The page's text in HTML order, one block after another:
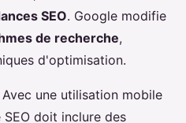
SEO. Google modifie
de recherche,
d'optimisation.
Avec une utilisation mobile
doit inclure des